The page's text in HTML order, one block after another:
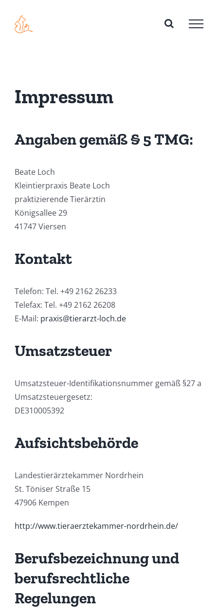
Inhalt
springen
Impressum
Angaben gemäß § 5 TMG:
Beate Loch
Kleintierpraxis Beate Loch
praktizierende Tierärztin
Königsallee 29
41747 Viersen
Kontakt
Telefon: Tel. +49 2162 26233
Telefax: Tel. +49 2162 26208
E-Mail: praxis@tierarzt-loch.de
Umsatzsteuer
Umsatzsteuer-Identifikationsnummer gemäß §27 a
Umsatzsteuergesetz:
DE310005392
Aufsichtsbehörde
Landestierärztekammer Nordrhein
St. Töniser Straße 15
47906 Kempen
http://www.tieraerztekammer-nordrhein.de/
Berufsbezeichnung und
berufsrechtliche
Regelungen